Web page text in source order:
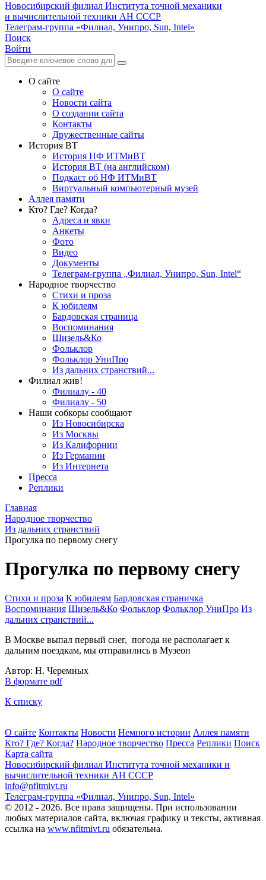
Новосибирский филиал Института точной механики
и вычислительной техники АН СССР
Телеграм-группа «Филиал, Унипро, Sun, Intel»
Поиск
Войти
О сайте
О сайте
Новости сайта
О создании сайта
Контакты
Дружественные сайты
История ВТ
История НФ ИТМиВТ
История ВТ (на английском)
Подкаст об НФ ИТМиВТ
Виртуальный компьютерный музей
Аллея памяти
Кто? Где? Когда?
Адреса и явки
Анкеты
Фото
Видео
Документы
Телеграм-группа „Филиал, Унипро, Sun, Intel“
Народное творчество
Стихи и проза
К юбилеям
Бардовская страница
Воспоминания
Шизель&Ко
Фольклор
Фольклор УниПро
Из дальних странствий...
Филиал жив!
Филиалу - 40
Филиалу - 50
Наши собкоры сообщают
Из Новосибирска
Из Москвы
Из Калифорнии
Из Германии
Из Интернета
Пресса
Реплики
Главная
Народное творчество
Из дальних странствий
Прогулка по первому снегу
Прогулка по первому снегу
Стихи и проза К юбилеям Бардовская страничка
Воспоминания Шизель&Ко Фольклор Фольклор УниПро Из
дальних странствий...
В Москве выпал первый снег, погода не располагает к
дальним поездкам, мы отправились в Музеон
Автор: Н. Черемных
В формате pdf
К списку
О сайте Контакты Новости Немного истории Аллея памяти
Кто? Где? Когда? Народное творчество Пресса Реплики Поиск
Карта сайта
Новосибирский филиал Института точной механики и
вычислительной техники АН СССР
info@nfitmivt.ru
Телеграм-группа «Филиал, Унипро, Sun, Intel»
© 2012 - 2026. Все права защищены. При использовании
любых материалов сайта, включая графику и тексты, активная
ссылка на www.nfitmivt.ru обязательна.